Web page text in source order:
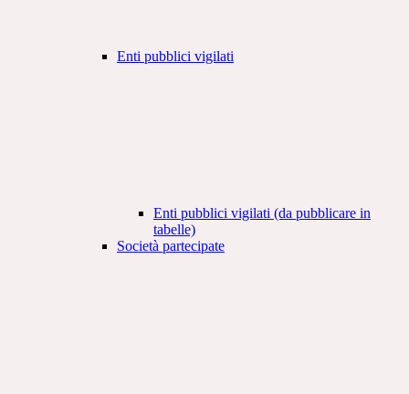
Enti pubblici vigilati
Enti pubblici vigilati (da pubblicare in
tabelle)
Società partecipate